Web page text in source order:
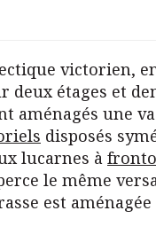
victorien,
deux étages et
aménagés une
disposés
lucarnes à
le même
est